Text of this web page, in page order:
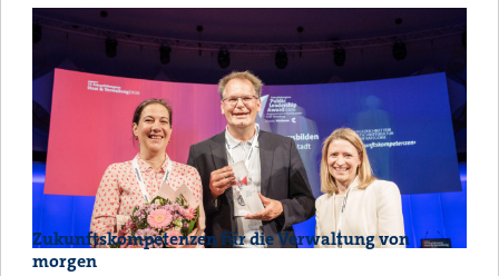
Zukunftskompetenzen für die Verwaltung von
morgen